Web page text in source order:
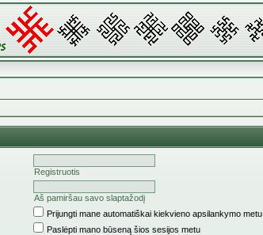
Registruotis
Aš pamiršau savo slaptažodį
Prijungti mane automatiškai kiekvieno apsilankymo metu
Paslėpti mano būseną šios sesijos metu